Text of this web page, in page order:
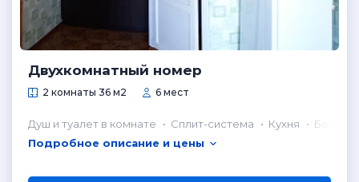
Двухкомнатный номер
2 комнаты 36 м2 6 мест
Душ и туалет в комнате Сплит-система Кухня
Балкон
Подробное описание и цены